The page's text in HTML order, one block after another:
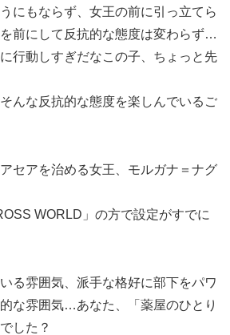
にもならず、女王の前に引っ立てら
前にして反抗的な態度は変わらず…
行動しすぎだなこの子、ちょっと先
んな反抗的な態度を楽しんでいるご
セアを治める女王、モルガナ＝ナグ
WORLD」の方で設定がすでに
る雰囲気、派手な格好に部下をパワ
な雰囲気…あなた、「薬屋のひとり
した？